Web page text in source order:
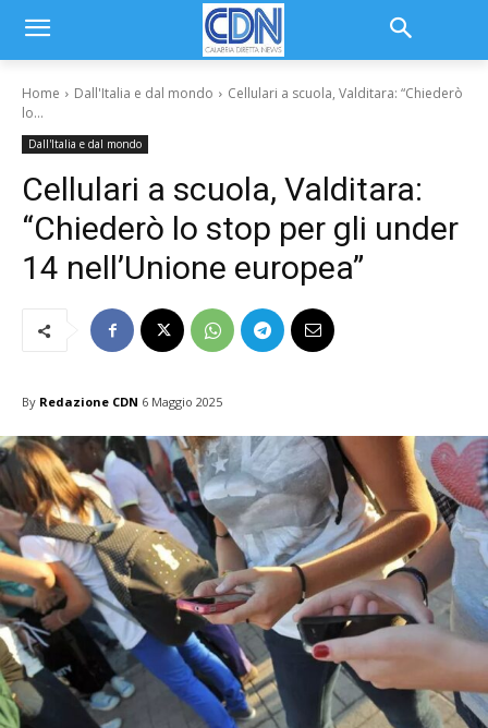
Home Dall'Italia e dal mondo
Cellulari a scuola, Valditara: “Chiederò
lo...
Dall'Italia e dal mondo
Cellulari a scuola, Valditara:
“Chiederò lo stop per gli under
14 nell’Unione europea”
By Redazione CDN 6 Maggio 2025